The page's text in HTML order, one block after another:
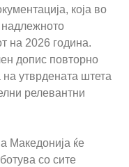
која во
на 2026 година.
допис повторно
утврдената штета
релевантни
Македонија ќе
со сите